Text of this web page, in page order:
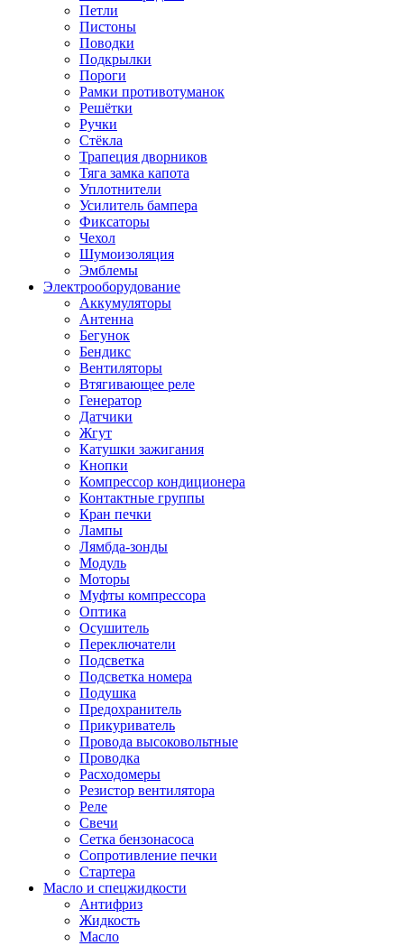
Петли
Пистоны
Поводки
Подкрылки
Пороги
Рамки противотуманок
Решётки
Ручки
Стёкла
Трапеция дворников
Тяга замка капота
Уплотнители
Усилитель бампера
Фиксаторы
Чехол
Шумоизоляция
Эмблемы
Электрооборудование
Аккумуляторы
Антенна
Бегунок
Бендикс
Вентиляторы
Втягивающее реле
Генератор
Датчики
Жгут
Катушки зажигания
Кнопки
Компрессор кондиционера
Контактные группы
Кран печки
Лампы
Лямбда-зонды
Модуль
Моторы
Муфты компрессора
Оптика
Осушитель
Переключатели
Подсветка
Подсветка номера
Подушка
Предохранитель
Прикуриватель
Провода высоковольтные
Проводка
Расходомеры
Резистор вентилятора
Реле
Свечи
Сетка бензонасоса
Сопротивление печки
Стартера
Масло и спецжидкости
Антифриз
Жидкость
Масло